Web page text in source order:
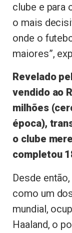
clube e para
o mais
onde o
maiores”,
Revelado
vendido ao
milhões
época),
o clube
completou
Desde
como um
mundial,
Haaland, o